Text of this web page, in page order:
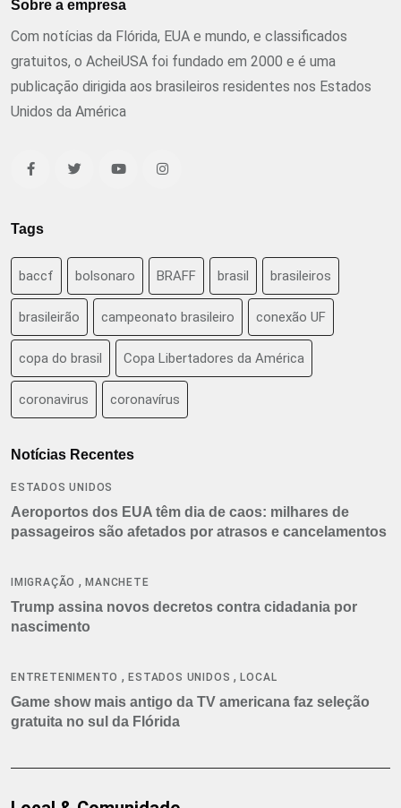
Sobre a empresa
Com notícias da Flórida, EUA e mundo, e classificados
gratuitos, o AcheiUSA foi fundado em 2000 e é uma
publicação dirigida aos brasileiros residentes nos Estados
Unidos da América
Tags
baccf bolsonaro BRAFF brasil brasileiros
brasileirão campeonato brasileiro conexão UF
copa do brasil Copa Libertadores da América
coronavirus coronavírus
Notícias Recentes
ESTADOS UNIDOS
Aeroportos dos EUA têm dia de caos: milhares de
passageiros são afetados por atrasos e cancelamentos
IMIGRAÇÃO ,MANCHETE
Trump assina novos decretos contra cidadania por
nascimento
ENTRETENIMENTO ,ESTADOS UNIDOS ,LOCAL
Game show mais antigo da TV americana faz seleção
gratuita no sul da Flórida